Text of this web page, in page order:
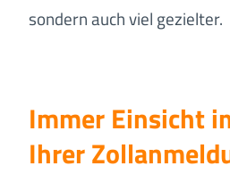
sondern auch viel gezielter.
Immer Einsicht
Ihrer